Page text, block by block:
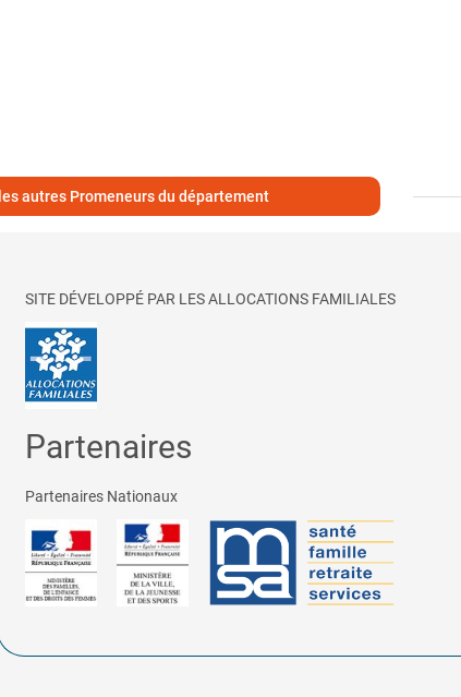
autres Promeneurs du département
SITE DÉVELOPPÉ PAR LES ALLOCATIONS FAMILIALES
Partenaires
Partenaires Nationaux